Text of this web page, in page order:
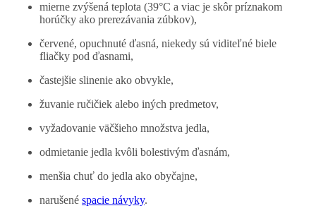
mierne zvýšená teplota (39°C a viac je skôr príznakom
horúčky ako prerezávania zúbkov),
červené, opuchnuté ďasná, niekedy sú viditeľné biele
fliačky pod ďasnami,
častejšie slinenie ako obvykle,
žuvanie ručičiek alebo iných predmetov,
vyžadovanie väčšieho množstva jedla,
odmietanie jedla kvôli bolestivým ďasnám,
menšia chuť do jedla ako obyčajne,
narušené spacie návyky.